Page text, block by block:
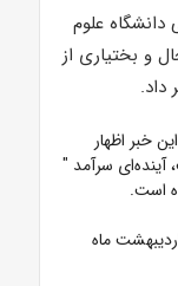
دانشگاه علوم
و بختیاری از
خبر اظهار
سرآمد "
است.
ماه